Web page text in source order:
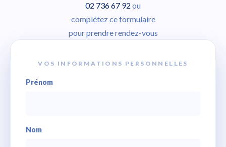
02 736 67 92 ou
complétez ce formulaire
pour prendre rendez-vous
VOS INFORMATIONS PERSONNELLES
Prénom
Nom